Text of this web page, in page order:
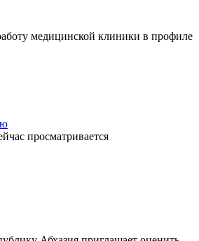
медицинской клиники в профиле
просматривается